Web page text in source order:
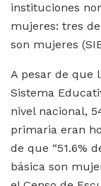
instituciones
mujeres: tres
son mujeres
A pesar de que
Sistema
nivel nacional,
primaria eran
de que “51.6%
básica son